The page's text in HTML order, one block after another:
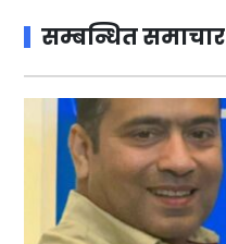
सम्बन्धित समाचार